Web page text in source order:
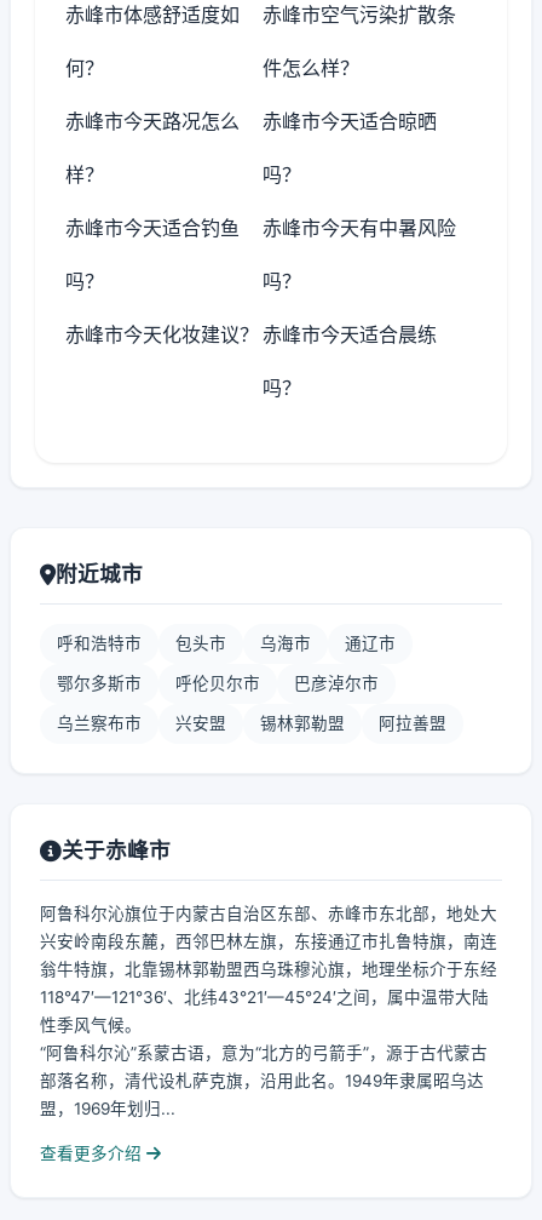
赤峰市体感舒适度如
何？
赤峰市空气污染扩散条
件怎么样？
赤峰市今天路况怎么
样？
赤峰市今天适合晾晒
吗？
赤峰市今天适合钓鱼
吗？
赤峰市今天有中暑风险
吗？
赤峰市今天化妆建议？ 赤峰市今天适合晨练
吗？
附近城市
呼和浩特市 包头市 乌海市 通辽市
鄂尔多斯市 呼伦贝尔市 巴彦淖尔市
乌兰察布市 兴安盟 锡林郭勒盟 阿拉善盟
关于赤峰市
阿鲁科尔沁旗位于内蒙古自治区东部、赤峰市东北部，地处大
兴安岭南段东麓，西邻巴林左旗，东接通辽市扎鲁特旗，南连
翁牛特旗，北靠锡林郭勒盟西乌珠穆沁旗，地理坐标介于东经
118°47′—121°36′、北纬43°21′—45°24′之间，属中温带大陆
性季风气候。
“阿鲁科尔沁”系蒙古语，意为“北方的弓箭手”，源于古代蒙古
部落名称，清代设札萨克旗，沿用此名。1949年隶属昭乌达
盟，1969年划归...
查看更多介绍